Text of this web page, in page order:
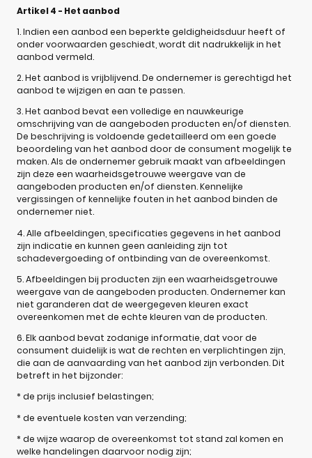
Artikel 4 - Het aanbod
1. Indien een aanbod een beperkte geldigheidsduur heeft of
onder voorwaarden geschiedt, wordt dit nadrukkelijk in het
aanbod vermeld.
2. Het aanbod is vrijblijvend. De ondernemer is gerechtigd het
aanbod te wijzigen en aan te passen.
3. Het aanbod bevat een volledige en nauwkeurige
omschrijving van de aangeboden producten en/of diensten.
De beschrijving is voldoende gedetailleerd om een goede
beoordeling van het aanbod door de consument mogelijk te
maken. Als de ondernemer gebruik maakt van afbeeldingen
zijn deze een waarheidsgetrouwe weergave van de
aangeboden producten en/of diensten. Kennelijke
vergissingen of kennelijke fouten in het aanbod binden de
ondernemer niet.
4. Alle afbeeldingen, specificaties gegevens in het aanbod
zijn indicatie en kunnen geen aanleiding zijn tot
schadevergoeding of ontbinding van de overeenkomst.
5. Afbeeldingen bij producten zijn een waarheidsgetrouwe
weergave van de aangeboden producten. Ondernemer kan
niet garanderen dat de weergegeven kleuren exact
overeenkomen met de echte kleuren van de producten.
6. Elk aanbod bevat zodanige informatie, dat voor de
consument duidelijk is wat de rechten en verplichtingen zijn,
die aan de aanvaarding van het aanbod zijn verbonden. Dit
betreft in het bijzonder:
* de prijs inclusief belastingen;
* de eventuele kosten van verzending;
* de wijze waarop de overeenkomst tot stand zal komen en
welke handelingen daarvoor nodig zijn;